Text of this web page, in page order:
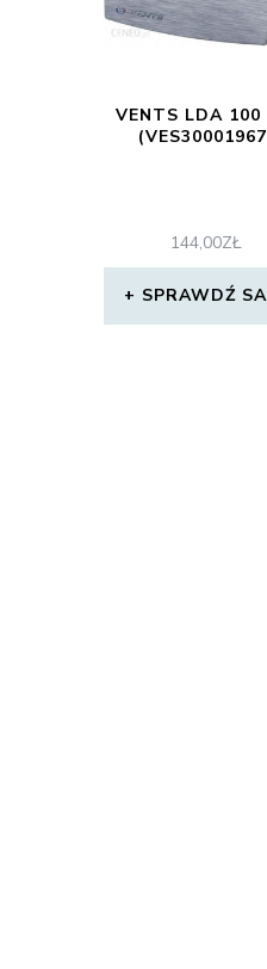
VENTS LDA 100
144,00ZŁ
SPRAWDŹ